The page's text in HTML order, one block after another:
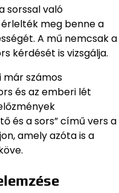
sorssal való
meg benne a
A mű nemcsak a
kérdését is vizsgálja.
már számos
és az emberi lét
és a sors” című vers a
amely azóta is a